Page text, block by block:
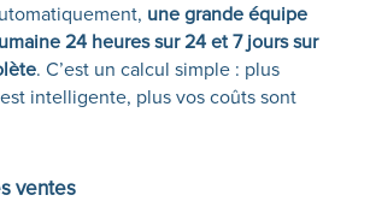
une grande équipe
24 heures sur 24 et 7 jours sur
. C’est un calcul simple : plus
intelligente, plus vos coûts sont
ventes